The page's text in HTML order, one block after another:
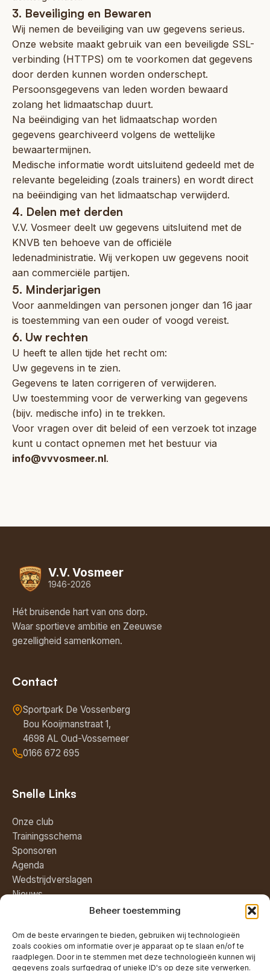
Beheer toestemming
Om de beste ervaringen te bieden, gebruiken wij technologieën
zoals cookies om informatie over je apparaat op te slaan en/of te
raadplegen. Door in te stemmen met deze technologieën kunnen wij
gegevens zoals surfgedrag of unieke ID's op deze site verwerken.
3. Beveiliging en Bewaren
Wij nemen de beveiliging van uw gegevens serieus.
Onze website maakt gebruik van een beveiligde SSL-
verbinding (HTTPS) om te voorkomen dat gegevens
door derden kunnen worden onderschept.
Persoonsgegevens van leden worden bewaard
zolang het lidmaatschap duurt.
Na beëindiging van het lidmaatschap worden
gegevens gearchiveerd volgens de wettelijke
bewaartermijnen.
Medische informatie wordt uitsluitend gedeeld met de
relevante begeleiding (zoals trainers) en wordt direct
na beëindiging van het lidmaatschap verwijderd.
4. Delen met derden
V.V. Vosmeer deelt uw gegevens uitsluitend met de
KNVB ten behoeve van de officiële
ledenadministratie. Wij verkopen uw gegevens nooit
aan commerciële partijen.
5. Minderjarigen
Voor aanmeldingen van personen jonger dan 16 jaar
is toestemming van een ouder of voogd vereist.
6. Uw rechten
U heeft te allen tijde het recht om:
Uw gegevens in te zien.
Gegevens te laten corrigeren of verwijderen.
Uw toestemming voor de verwerking van gegevens
(bijv. medische info) in te trekken.
Voor vragen over dit beleid of een verzoek tot inzage
kunt u contact opnemen met het bestuur via
info@vvvosmeer.nl.
V.V. Vosmeer
1946-2026
Hét bruisende hart van ons dorp.
Waar sportieve ambitie en Zeeuwse
gezelligheid samenkomen.
Contact
Sportpark De Vossenberg
Bou Kooijmanstraat 1,
4698 AL Oud-Vossemeer
0166 672 695
Snelle Links
Onze club
Trainingsschema
Sponsoren
Agenda
Wedstrijdverslagen
Nieuws
Volg ons